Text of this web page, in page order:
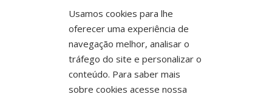
Usamos cookies para lhe
oferecer uma experiência de
navegação melhor, analisar o
tráfego do site e personalizar o
conteúdo. Para saber mais
sobre cookies acesse nossa
Todos os Direitos Reservados
Público de Mato Grosso
Rua Mestre João Guimarães, 102 -
Bandeirantes - Cuiabá-MT CEP 78010-170 |
Fone: (65) 3317-4300 - 0800 654343 - Fax: 3317